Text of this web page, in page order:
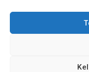
Sektor A3,